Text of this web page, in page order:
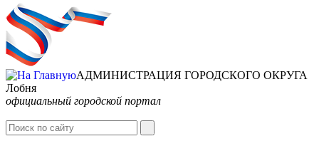
АДМИНИСТРАЦИЯ ГОРОДСКОГО ОКРУГА
Лобня
официальный городской портал